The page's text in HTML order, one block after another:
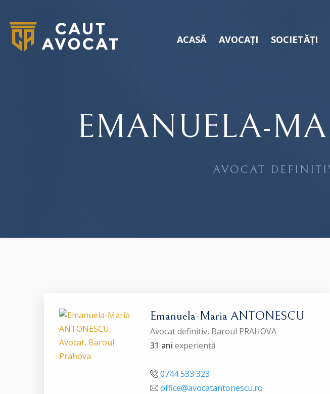
ACASĂ AVOCAȚI SOCIETĂȚI
EMANUELA-
AVOCAT
Emanuela-Maria ANTONESCU
Avocat definitiv, Baroul PRAHOVA
31 ani experiență
0744 533 323
office@avocatantonescu.ro